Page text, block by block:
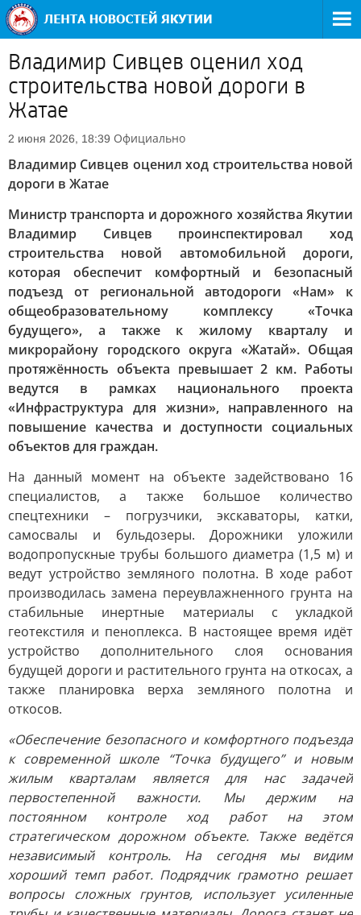
Владимир Сивцев оценил ход
строительства новой дороги в
Жатае
2 июня 2026, 18:39 Официально
Владимир Сивцев оценил ход строительства новой
дороги в Жатае
Министр транспорта и дорожного хозяйства Якутии
Владимир Сивцев проинспектировал ход
строительства новой автомобильной дороги,
которая обеспечит комфортный и безопасный
подъезд от региональной автодороги «Нам» к
общеобразовательному комплексу «Точка
будущего», а также к жилому кварталу и
микрорайону городского округа «Жатай». Общая
протяжённость объекта превышает 2 км. Работы
ведутся в рамках национального проекта
«Инфраструктура для жизни», направленного на
повышение качества и доступности социальных
объектов для граждан.
На данный момент на объекте задействовано 16
специалистов, а также большое количество
спецтехники – погрузчики, экскаваторы, катки,
самосвалы и бульдозеры. Дорожники уложили
водопропускные трубы большого диаметра (1,5 м) и
ведут устройство земляного полотна. В ходе работ
производилась замена переувлажненного грунта на
стабильные инертные материалы с укладкой
геотекстиля и пеноплекса. В настоящее время идёт
устройство дополнительного слоя основания
будущей дороги и растительного грунта на откосах, а
также планировка верха земляного полотна и
откосов.
«Обеспечение безопасного и комфортного подъезда
к современной школе “Точка будущего” и новым
жилым кварталам является для нас задачей
первостепенной важности. Мы держим на
постоянном контроле ход работ на этом
стратегическом дорожном объекте. Также ведётся
независимый контроль. На сегодня мы видим
хороший темп работ. Подрядчик грамотно решает
вопросы сложных грунтов, использует усиленные